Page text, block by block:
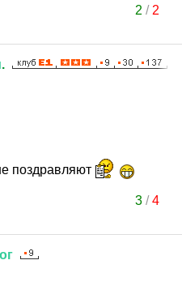
2 / 2
.
поздравляют
3/4